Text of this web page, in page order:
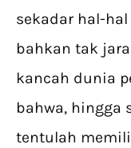
sekadar hal-
bahkan tak
kancah dunia
bahwa, hingga
tentulah